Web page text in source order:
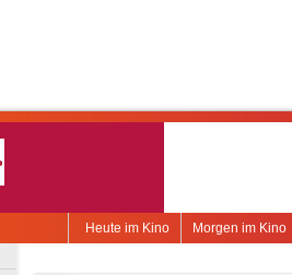
Morgen im Kino
Heute im Kino